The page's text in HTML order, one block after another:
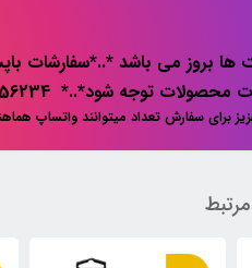
بروز می باشد *..*سفارشات
توجه شود*..* 02133856234
برای سفارش تعداد میتوانند واتساپ